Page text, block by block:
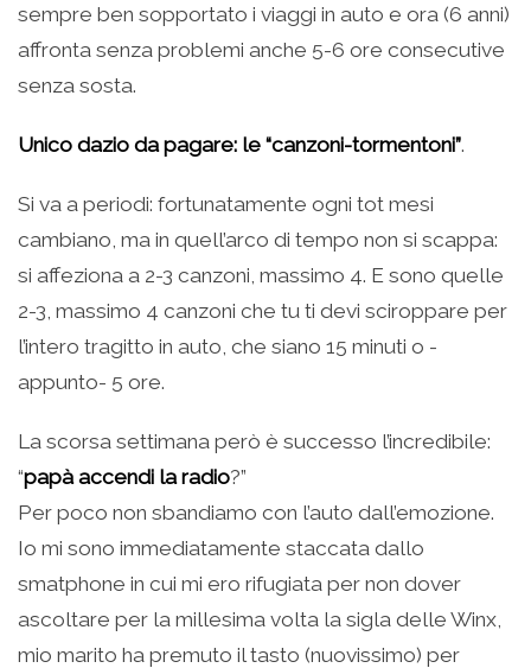
sempre ben sopportato i viaggi in auto e ora (6 anni)
affronta senza problemi anche 5-6 ore consecutive
senza sosta.
Unico dazio da pagare: le “canzoni-tormentoni”.
Si va a periodi: fortunatamente ogni tot mesi
cambiano, ma in quell’arco di tempo non si scappa:
si affeziona a 2-3 canzoni, massimo 4. E sono quelle
2-3, massimo 4 canzoni che tu ti devi sciroppare per
l’intero tragitto in auto, che siano 15 minuti o -
appunto- 5 ore.
La scorsa settimana però è successo l’incredibile:
“papà accendi la radio?”
Per poco non sbandiamo con l’auto dall’emozione.
Io mi sono immediatamente staccata dallo
smatphone in cui mi ero rifugiata per non dover
ascoltare per la millesima volta la sigla delle Winx,
mio marito ha premuto il tasto (nuovissimo) per